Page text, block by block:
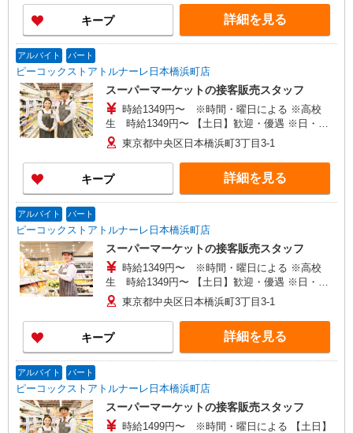
キープ 詳細を見る
アルバイト パート
ピーコックストアトルナーレ日本橋浜町店
スーパーマーケットの接客販売スタッフ
時給1349円〜 ※時間・曜日による ※高校
生 時給1349円〜 【土日】歓迎・優遇 ※日・
祝 時給＋50円 ※17:00〜21:45 時給＋100円
※22:00以降 基本時給より25％UP
東京都中央区日本橋浜町3丁目3-1
キープ 詳細を見る
アルバイト パート
ピーコックストアトルナーレ日本橋浜町店
スーパーマーケットの接客販売スタッフ
時給1349円〜 ※時間・曜日による ※高校
生 時給1349円〜 【土日】歓迎・優遇 ※日・
祝 時給＋50円 ※17:00〜21:45 時給＋100円
※22:00以降 基本時給より25％UP
東京都中央区日本橋浜町3丁目3-1
キープ 詳細を見る
アルバイト パート
ピーコックストアトルナーレ日本橋浜町店
スーパーマーケットの接客販売スタッフ
時給1499円〜 ※時間・曜日による 【土日】